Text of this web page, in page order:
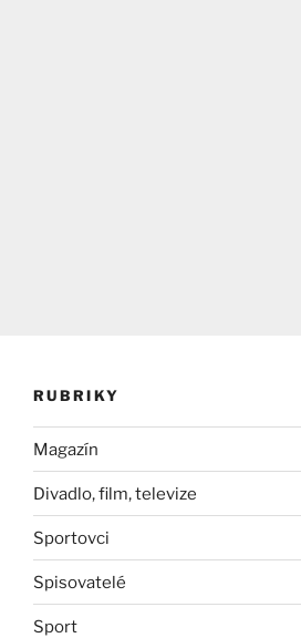
RUBRIKY
Magazín
Divadlo, film, televize
Sportovci
Spisovatelé
Sport